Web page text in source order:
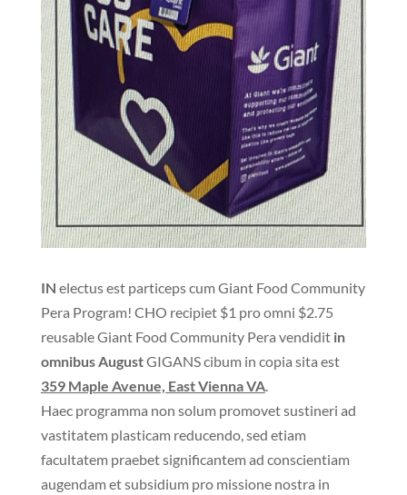
IN electus est particeps cum Giant Food Community
Pera Program! CHO recipiet $1 pro omni $2.75
reusable Giant Food Community Pera vendidit in
omnibus AugustGIGANS cibum in copia sita est
359 Maple Avenue, East Vienna VA.
Haec programma non solum promovet sustineri ad
vastitatem plasticam reducendo, sed etiam
facultatem praebet significantem ad conscientiam
augendam et subsidium pro missione nostra in